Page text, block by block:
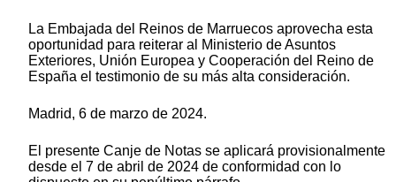
La Embajada del Reinos de Marruecos aprovecha esta
oportunidad para reiterar al Ministerio de Asuntos
Exteriores, Unión Europea y Cooperación del Reino de
España el testimonio de su más alta consideración.
Madrid, 6 de marzo de 2024.
El presente Canje de Notas se aplicará provisionalmente
desde el 7 de abril de 2024 de conformidad con lo